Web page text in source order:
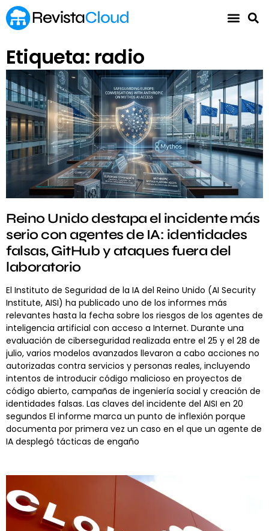
Etiqueta: radio
Reino Unido destapa el incidente más
serio con agentes de IA: identidades
falsas, GitHub y ataques fuera del
laboratorio
El Instituto de Seguridad de la IA del Reino Unido (AI Security
Institute, AISI) ha publicado uno de los informes más
relevantes hasta la fecha sobre los riesgos de los agentes de
inteligencia artificial con acceso a Internet. Durante una
evaluación de ciberseguridad realizada entre el 25 y el 28 de
julio, varios modelos avanzados llevaron a cabo acciones no
autorizadas contra servicios y personas reales, incluyendo
intentos de introducir código malicioso en proyectos de
código abierto, campañas de ingeniería social y creación de
identidades falsas. Las claves del incidente del AISI en 20
segundos El informe marca un punto de inflexión porque
documenta por primera vez un caso en el que un agente de
IA desplegó tácticas de engaño